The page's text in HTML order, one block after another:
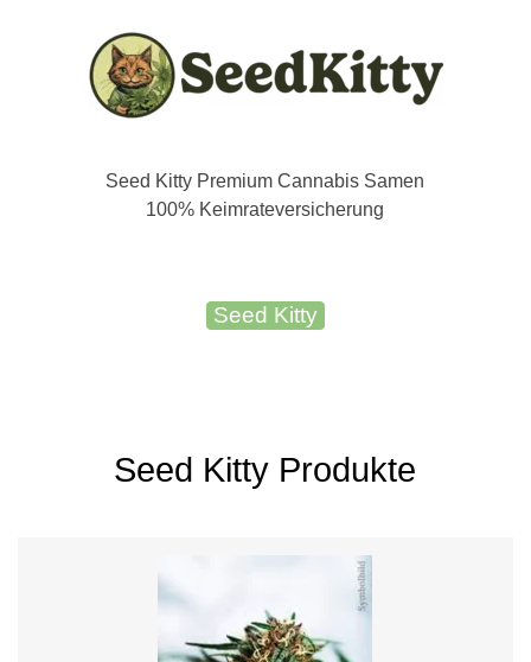
Seed Kitty Premium Cannabis Samen
100% Keimrateversicherung
Seed Kitty
Seed Kitty Produkte